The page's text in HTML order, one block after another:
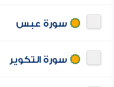
سورة عبس
سورة التكوير